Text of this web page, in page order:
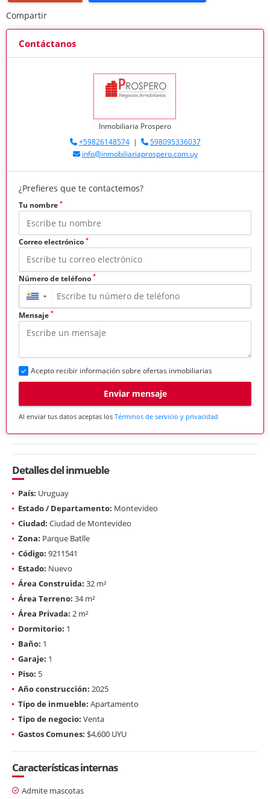
Compartir
Contáctanos
Inmobiliaria Prospero
+59826148574|
598095336037
info@inmobiliariaprospero.com.uy
¿Prefieres que te contactemos?
Tu nombre *
Correo electrónico *
Número de teléfono *
▼
Mensaje *
Acepto recibir información sobre ofertas inmobiliarias
Enviar mensaje
Al enviar tus datos aceptas los Términos de servicio y privacidad
Detalles del inmueble
País: Uruguay
Estado / Departamento: Montevideo
Ciudad: Ciudad de Montevideo
Zona: Parque Batlle
Código: 9211541
Estado: Nuevo
Área Construida: 32 m²
Área Terreno: 34 m²
Área Privada: 2 m²
Dormitorio: 1
Baño: 1
Garaje: 1
Piso: 5
Año construcción: 2025
Tipo de inmueble: Apartamento
Tipo de negocio: Venta
Gastos Comunes: $4,600 UYU
Características internas
Admite mascotas